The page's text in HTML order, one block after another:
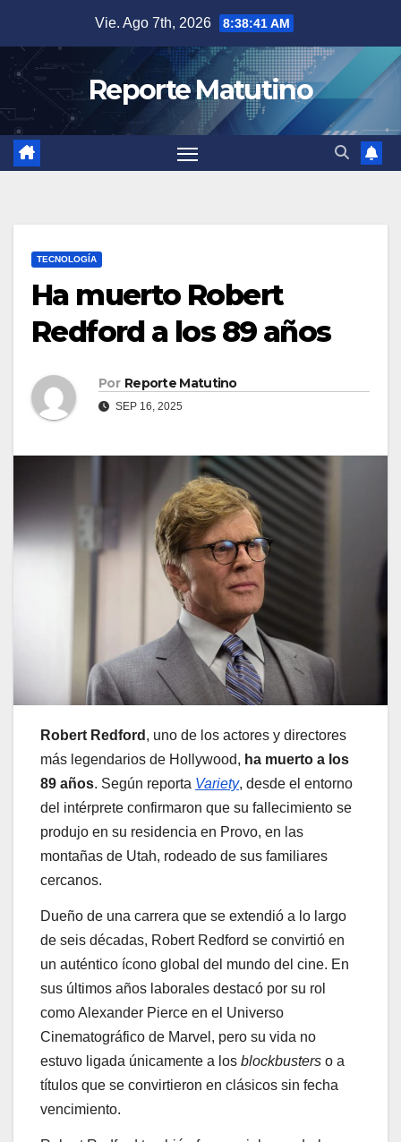
contenido
Vie. Ago 7th, 2026 8:38:42 AM
Reporte Matutino
TECNOLOGÍA
Ha muerto Robert
Redford a los 89 años
Por Reporte Matutino
SEP 16, 2025
Robert Redford , uno de los actores y directores
más legendarios de Hollywood, ha muerto a los
89 años. Según reporta Variety, desde el entorno
del intérprete confirmaron que su fallecimiento se
produjo en su residencia en Provo, en las
montañas de Utah, rodeado de sus familiares
cercanos.
Dueño de una carrera que se extendió a lo largo
de seis décadas, Robert Redford se convirtió en
un auténtico ícono global del mundo del cine. En
sus últimos años laborales destacó por su rol
como Alexander Pierce en el Universo
Cinematográfico de Marvel, pero su vida no
estuvo ligada únicamente a los blockbusters o a
títulos que se convirtieron en clásicos sin fecha
vencimiento.